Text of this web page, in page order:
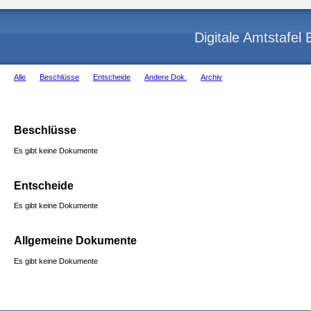
Digitale Amtstafel
Alle Beschlüsse Entscheide Andere Dok. Archiv
Beschlüsse
Es gibt keine Dokumente
Entscheide
Es gibt keine Dokumente
Allgemeine Dokumente
Es gibt keine Dokumente